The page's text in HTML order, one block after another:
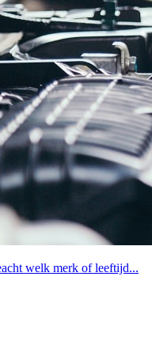
welk merk of leeftijd...